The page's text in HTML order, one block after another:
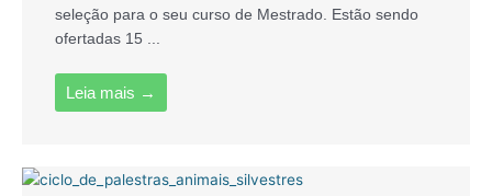
seleção para o seu curso de Mestrado. Estão sendo
ofertadas 15 ...
Leia mais →